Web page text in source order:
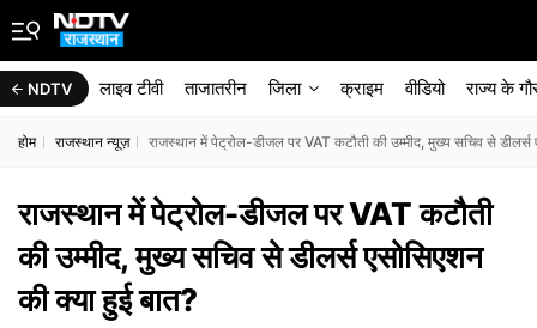
NDTV लाइव टीवी ताजातरीन जिला क्राइम वीडियो राज्‍य के
होम राजस्थान न्यूज़ राजस्थान में पेट्रोल-डीजल पर VAT कटौती की उम्मीद, मुख्य सचिव से डीलर्स
राजस्थान में पेट्रोल-डीजल पर VAT कटौती
की उम्मीद, मुख्य सचिव से डीलर्स एसोसिएशन
की क्या हुई बात?